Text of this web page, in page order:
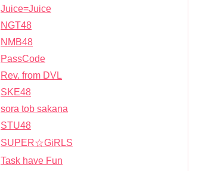
Juice=Juice
NGT48
NMB48
PassCode
Rev. from DVL
SKE48
sora tob sakana
STU48
SUPER☆GiRLS
Task have Fun